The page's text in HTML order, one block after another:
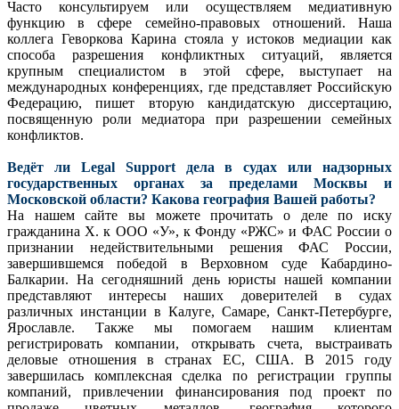
Часто консультируем или осуществляем медиативную
функцию в сфере семейно-правовых отношений. Наша
коллега Геворкова Карина стояла у истоков медиации как
способа разрешения конфликтных ситуаций, является
крупным специалистом в этой сфере, выступает на
международных конференциях, где представляет Российскую
Федерацию, пишет вторую кандидатскую диссертацию,
посвященную роли медиатора при разрешении семейных
конфликтов.
Ведёт ли Legal Support дела в судах или надзорных
государственных органах за пределами Москвы и
Московской области? Какова география Вашей работы?
На нашем сайте вы можете прочитать о деле по иску
гражданина Х. к ООО «У», к Фонду «РЖС» и ФАС России о
признании недействительными решения ФАС России,
завершившемся победой в Верховном суде Кабардино-
Балкарии. На сегодняшний день юристы нашей компании
представляют интересы наших доверителей в судах
различных инстанции в Калуге, Самаре, Санкт-Петербурге,
Ярославле. Также мы помогаем нашим клиентам
регистрировать компании, открывать счета, выстраивать
деловые отношения в странах ЕС, США. В 2015 году
завершилась комплексная сделка по регистрации группы
компаний, привлечении финансирования под проект по